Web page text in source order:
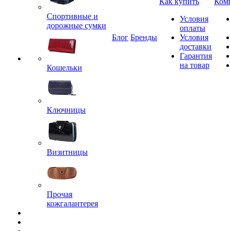
Спортивные и
дорожные сумки
Кошельки
Ключницы
Визитницы
Прочая
кожгалантерея
Блог Бренды
Условия
оплаты
Условия
доставки
Гарантия
на товар